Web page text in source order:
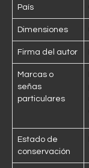
País
Dimensiones
Firma del autor
Marcas o
señas
particulares
Estado de
conservación